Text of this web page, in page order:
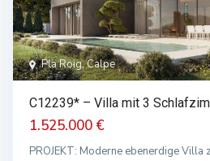
Pla Roig, Calpe
C12239* – Villa mit 3
1.525.000 €
PROJEKT: Moderne ebenerdige Villa